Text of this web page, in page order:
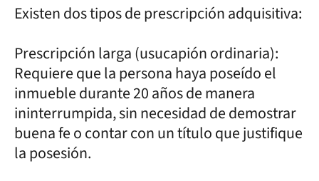
Existen dos tipos de prescripción adquisitiva:
Prescripción larga (usucapión ordinaria):
Requiere que la persona haya poseído el
inmueble durante 20 años de manera
ininterrumpida, sin necesidad de demostrar
buena fe o contar con un título que justifique
la posesión.